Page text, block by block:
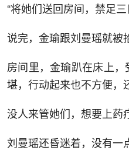
“将她们送回房间，禁足三
说完，金瑜跟刘曼瑶就被
房间里，金瑜趴在床上
堪，行动起来也不方便，
没人来管她们，想要上药
刘曼瑶还昏迷着，没有一